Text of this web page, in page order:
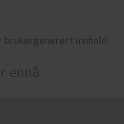
innhold
ennå